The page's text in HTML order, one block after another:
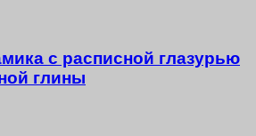
с расписной глазурью
глины